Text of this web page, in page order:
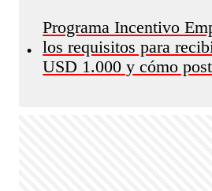
•
Programa Incentivo
los requisitos para
USD 1.000 y cómo